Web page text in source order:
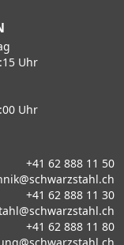
Uhr
Uhr
+41 62 888 11 50
+41 62 888 11 30
+41 62 888 11 80